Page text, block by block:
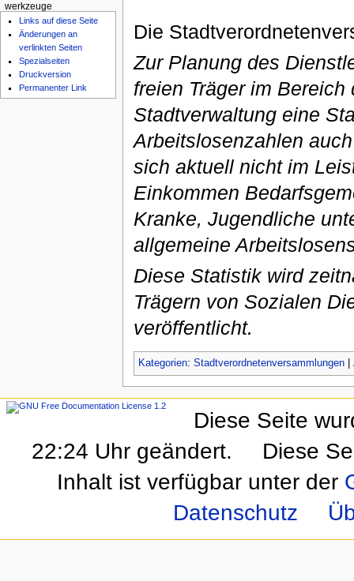
Die
Zur Planung des
freien Träger im
Stadtverwaltung eine
Arbeitslosenzahlen
sich aktuell nicht im
Einkommen
Kranke, Jugendliche
allgemeine
Diese Statistik wird
Trägern von Sozialen
veröffentlicht.
Kategorien: Stadtverordnetenversammlungen|
werkzeuge
Links auf diese Seite
Änderungen an
verlinkten Seiten
Spezialseiten
Druckversion
Permanenter Link
Diese Seite
22:24 Uhr geändert.
Diese
Inhalt ist verfügbar unter der
Datenschutz